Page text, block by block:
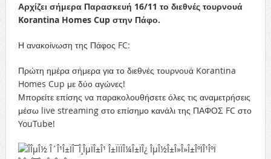
Αρχίζει σήμερα Παρασκευή 16/11 το διεθνές τουρνουά
Korantina Homes Cup στην Πάφο.
Η ανακοίνωση της Πάφος FC:
Πρώτη ημέρα σήμερα για το διεθνές τουρνουά Korantina
Homes Cup με δύο αγώνες!
Μπορείτε επίσης να παρακολουθήσετε όλες τις αναμετρήσεις
μέσω live streaming στο επίσημο κανάλι της ΠΑΦΟΣ FC στο
YouTube!